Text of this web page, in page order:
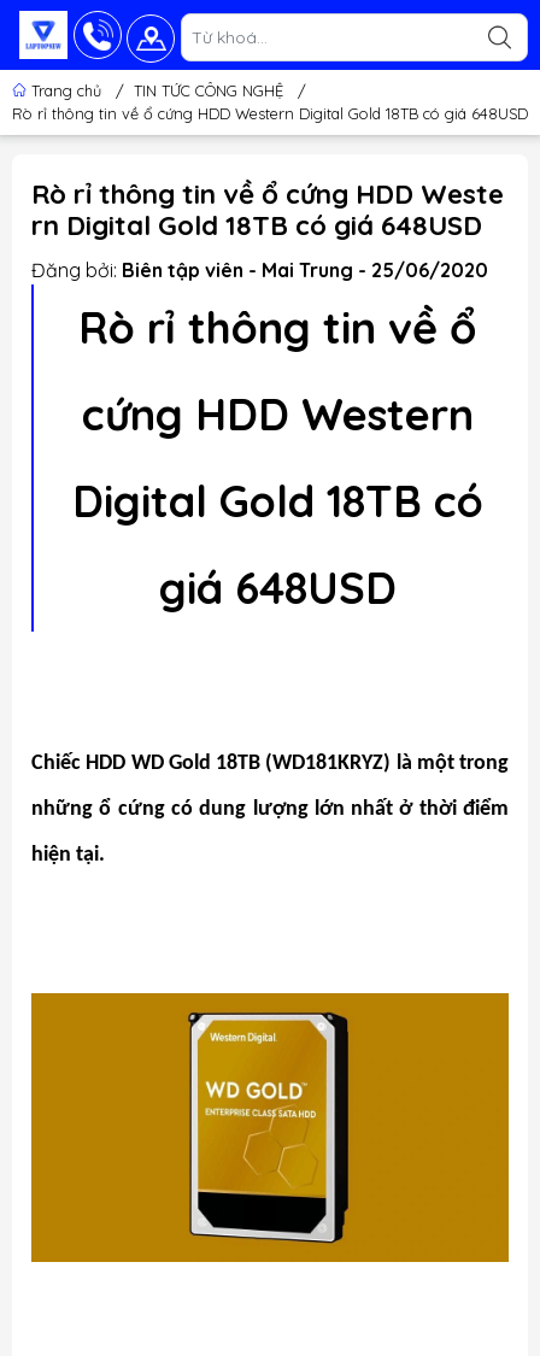
Trang chủ / TIN TỨC CÔNG NGHỆ
/
Rò rỉ thông tin về ổ cứng HDD Western Digital Gold 18TB có giá 648USD
Rò rỉ thông tin về ổ cứng HDD Weste
rn Digital Gold 18TB có giá 648USD
Đăng bởi: Biên tập viên - Mai Trung - 25/06/2020
Rò rỉ thông tin về ổ
cứng HDD Western
Digital Gold 18TB có
giá 648USD
Chiếc HDD WD Gold 18TB (WD181KRYZ) là một trong
những ổ cứng có dung lượng lớn nhất ở thời điểm
hiện tại.